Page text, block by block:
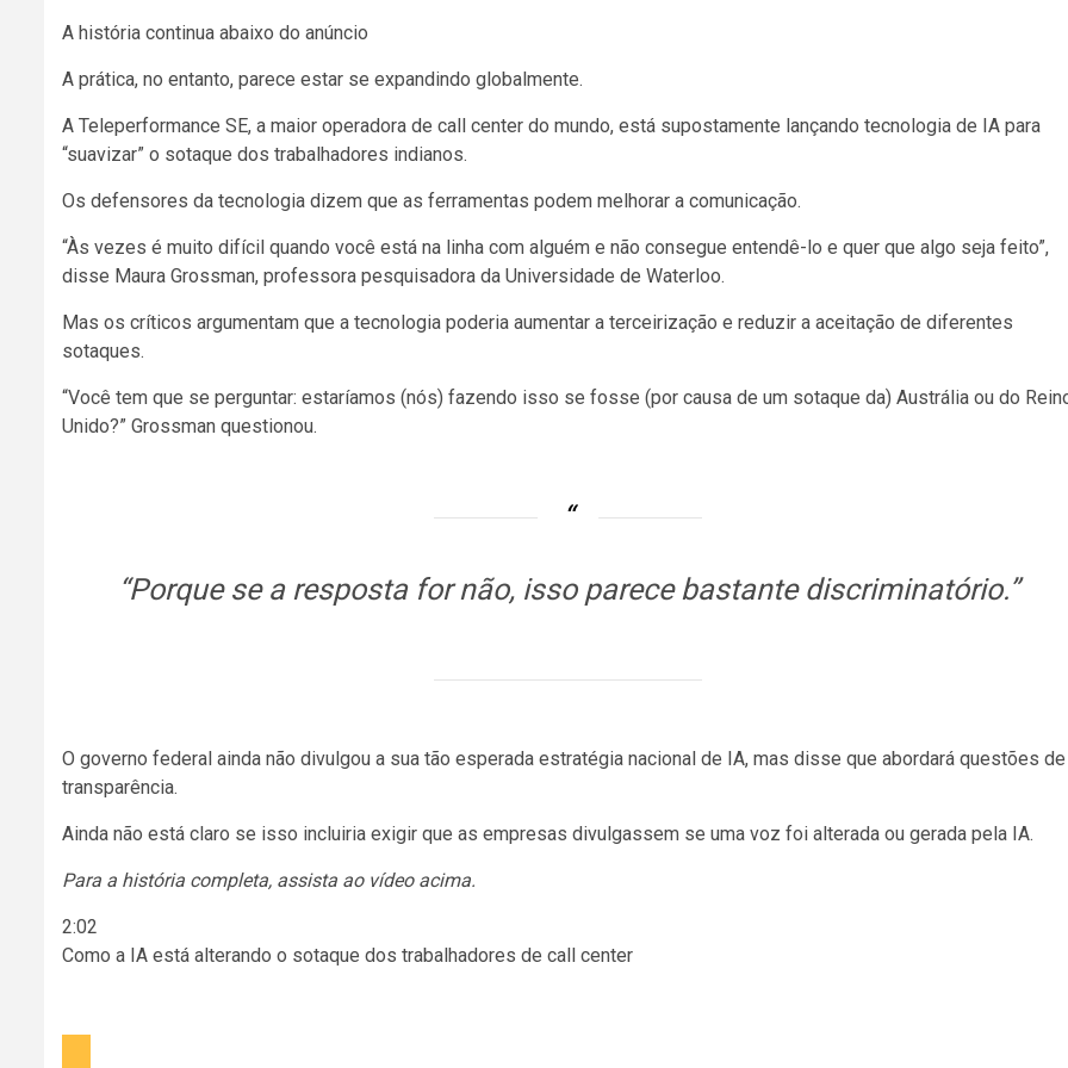
A história continua abaixo do anúncio
A prática, no entanto, parece estar se expandindo globalmente.
A Teleperformance SE, a maior operadora de call center do mundo, está supostamente lançando tecnologia de IA para
“suavizar” o sotaque dos trabalhadores indianos.
Os defensores da tecnologia dizem que as ferramentas podem melhorar a comunicação.
“Às vezes é muito difícil quando você está na linha com alguém e não consegue entendê-lo e quer que algo seja feito”,
disse Maura Grossman, professora pesquisadora da Universidade de Waterloo.
Mas os críticos argumentam que a tecnologia poderia aumentar a terceirização e reduzir a aceitação de diferentes
sotaques.
“Você tem que se perguntar: estaríamos (nós) fazendo isso se fosse (por causa de um sotaque da) Austrália ou do
Unido?” Grossman questionou.
“Porque se a resposta for não, isso parece bastante discriminatório.”
O governo federal ainda não divulgou a sua tão esperada estratégia nacional de IA, mas disse que abordará questões de
transparência.
Ainda não está claro se isso incluiria exigir que as empresas divulgassem se uma voz foi alterada ou gerada pela IA.
Para a história completa, assista ao vídeo acima.
2:02
Como a IA está alterando o sotaque dos trabalhadores de call center